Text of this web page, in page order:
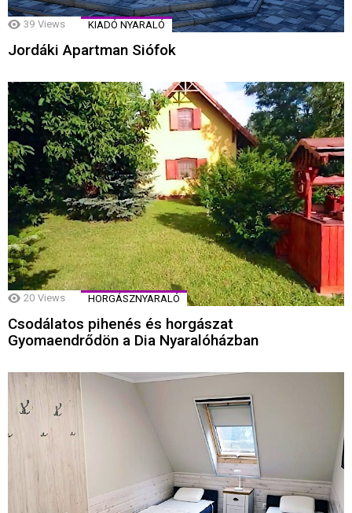
39 Views KIADÓ NYARALÓ
Jordáki Apartman Siófok
20 Views HORGÁSZNYARALÓ
Csodálatos pihenés és horgászat
Gyomaendrődön a Dia Nyaralóházban